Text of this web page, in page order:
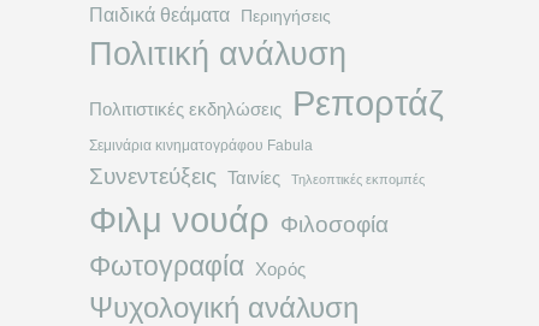
Παιδικά θεάματα Περιηγήσεις
Πολιτική ανάλυση
Πολιτιστικές εκδηλώσεις Ρεπορτάζ
Σεμινάρια κινηματογράφου Fabula
Συνεντεύξεις Ταινίες Τηλεοπτικές εκπομπές
Φιλμ νουάρ Φιλοσοφία
Φωτογραφία Χορός
Ψυχολογική ανάλυση